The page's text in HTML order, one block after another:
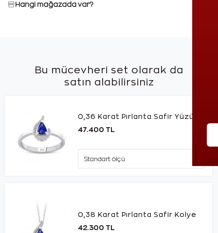
Hangi mağazada var?
Bu mücevheri set olarak da
satın alabilirsiniz
0,36 Karat Pırlanta Safir Yüzük
47.400 TL
0,38 Karat Pırlanta Safir Kolye
42.300 TL